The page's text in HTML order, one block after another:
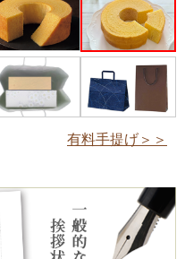
有料手提げ＞＞